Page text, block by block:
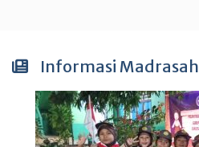
Informasi Madrasah